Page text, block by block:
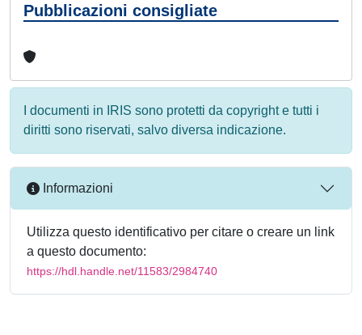
Pubblicazioni consigliate
I documenti in IRIS sono protetti da copyright e tutti i
diritti sono riservati, salvo diversa indicazione.
Informazioni
Utilizza questo identificativo per citare o creare un link
a questo documento:
https://hdl.handle.net/11583/2984740